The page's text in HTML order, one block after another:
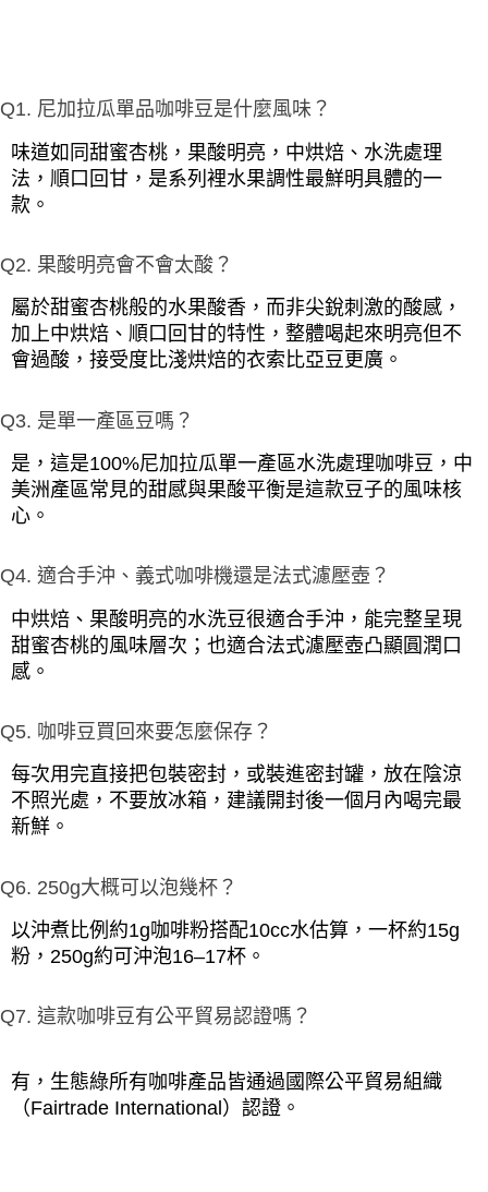
Q1. 尼加拉瓜單品咖啡豆是什麼風味？
味道如同甜蜜杏桃，果酸明亮，中烘焙、水洗處理
法，順口回甘，是系列裡水果調性最鮮明具體的一
款。
Q2. 果酸明亮會不會太酸？
屬於甜蜜杏桃般的水果酸香，而非尖銳刺激的酸感，
加上中烘焙、順口回甘的特性，整體喝起來明亮但不
會過酸，接受度比淺烘焙的衣索比亞豆更廣。
Q3. 是單一產區豆嗎？
是，這是100%尼加拉瓜單一產區水洗處理咖啡豆，中
美洲產區常見的甜感與果酸平衡是這款豆子的風味核
心。
Q4. 適合手沖、義式咖啡機還是法式濾壓壺？
中烘焙、果酸明亮的水洗豆很適合手沖，能完整呈現
甜蜜杏桃的風味層次；也適合法式濾壓壺凸顯圓潤口
感。
Q5. 咖啡豆買回來要怎麼保存？
每次用完直接把包裝密封，或裝進密封罐，放在陰涼
不照光處，不要放冰箱，建議開封後一個月內喝完最
新鮮。
Q6. 250g大概可以泡幾杯？
以沖煮比例約1g咖啡粉搭配10cc水估算，一杯約15g
粉，250g約可沖泡16–17杯。
Q7. 這款咖啡豆有公平貿易認證嗎？
有，生態綠所有咖啡產品皆通過國際公平貿易組織
（Fairtrade International）認證。